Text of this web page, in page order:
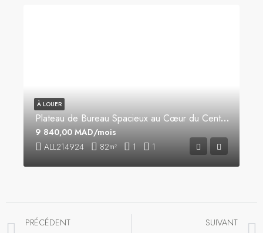
Plateau de Bureau Spacieux au Cœur du Centre-Ville
ALL214924 82m² 1 1
9 840,00 MAD/mois
À LOUER
PRÉCÉDENT SUIVANT